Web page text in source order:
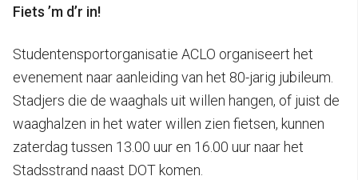
Fiets ’m d’r in!
Studentensportorganisatie ACLO organiseert het
evenement naar aanleiding van het 80-jarig jubileum.
Stadjers die de waaghals uit willen hangen, of juist de
waaghalzen in het water willen zien fietsen, kunnen
zaterdag tussen 13.00 uur en 16.00 uur naar het
Stadsstrand naast DOT komen.